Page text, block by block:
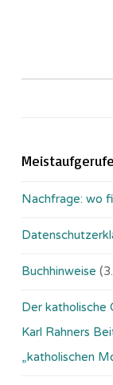
Nachfrage: wo
Buchhinweise
Der katholische
Karl Rahners
„katholischen